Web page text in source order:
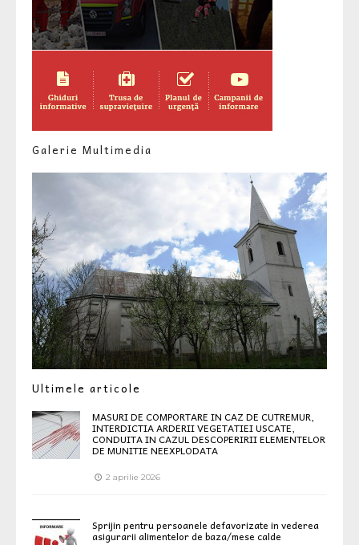
Galerie Multimedia
Ultimele articole
MASURI DE COMPORTARE IN CAZ DE CUTREMUR,
INTERDICTIA ARDERII VEGETATIEI USCATE,
CONDUITA IN CAZUL DESCOPERIRII ELEMENTELOR
DE MUNITIE NEEXPLODATA
2 aprilie 2026
Sprijin pentru persoanele defavorizate in vederea
asigurarii alimentelor de baza/mese calde